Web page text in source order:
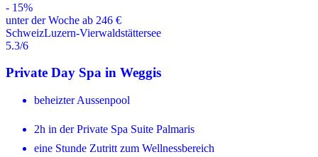
- 15%
unter der Woche ab 246 €
SchweizLuzern-Vierwaldstättersee
5.3/6
Private Day Spa in Weggis
beheizter Aussenpool
2h in der Private Spa Suite Palmaris
eine Stunde Zutritt zum Wellnessbereich